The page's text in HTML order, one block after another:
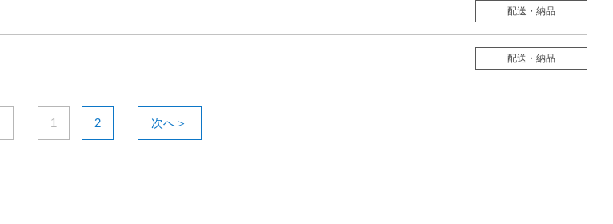
配送・納品
配送・納品
1 2 次へ＞